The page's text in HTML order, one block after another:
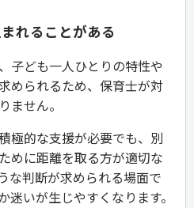
れることがある
子ども一人ひとりの特性や
められるため、保育士が対
ません。
極的な支援が必要でも、別
めに距離を取る方が適切な
な判断が求められる場面で
いが生じやすくなります。